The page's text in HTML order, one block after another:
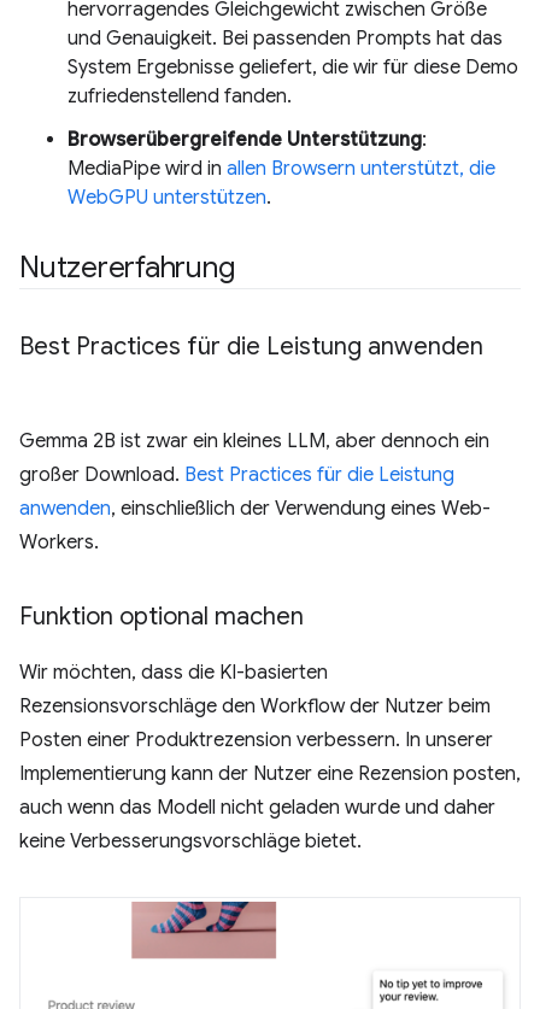
hervorragendes Gleichgewicht zwischen Größe
und Genauigkeit. Bei passenden Prompts hat das
System Ergebnisse geliefert, die wir für diese Demo
zufriedenstellend fanden.
Browserübergreifende Unterstützung:
MediaPipe wird in allen Browsern unterstützt, die
WebGPU unterstützen.
Nutzererfahrung
Best Practices für die Leistung anwenden
Gemma 2B ist zwar ein kleines LLM, aber dennoch ein
großer Download. Best Practices für die Leistung
anwenden, einschließlich der Verwendung eines Web-
Workers.
Funktion optional machen
Wir möchten, dass die KI-basierten
Rezensionsvorschläge den Workflow der Nutzer beim
Posten einer Produktrezension verbessern. In unserer
Implementierung kann der Nutzer eine Rezension posten,
auch wenn das Modell nicht geladen wurde und daher
keine Verbesserungsvorschläge bietet.